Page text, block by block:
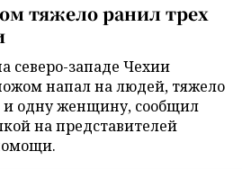
тяжело ранил трех
северо-западе Чехии
напал на людей, тяжело
одну женщину, сообщил
на представителей